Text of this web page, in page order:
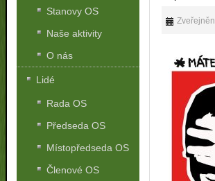
Stanovy OS
Naše aktivity
O nás
Lidé
Rada OS
Předseda OS
Místopředseda OS
Členové OS